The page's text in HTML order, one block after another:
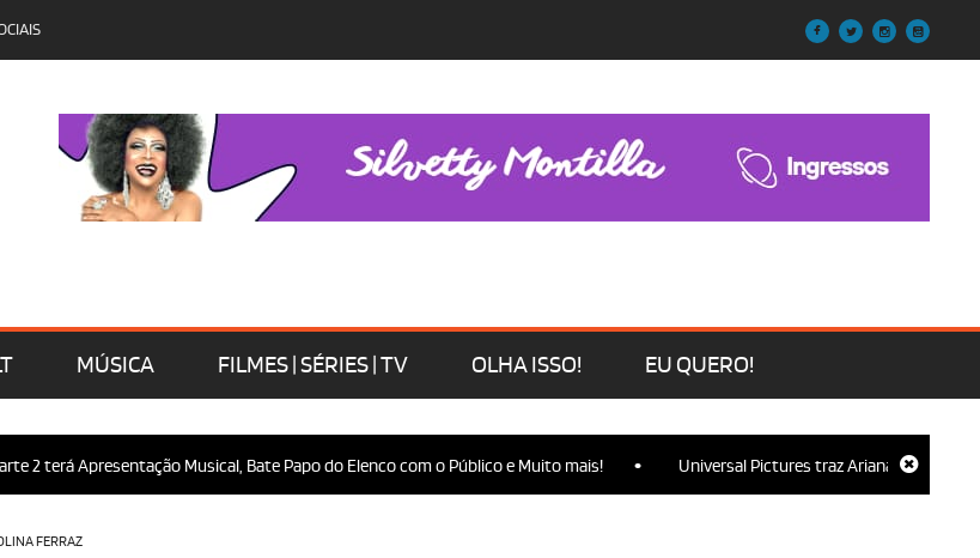
MÚSICA FILMES | SÉRIES | TV OLHA ISSO! EU QUERO!
Musical, Bate Papo do Elenco com o Público e Muito mais! • Universal Pictures traz Ariana Grande, Cynthia
FERRAZ